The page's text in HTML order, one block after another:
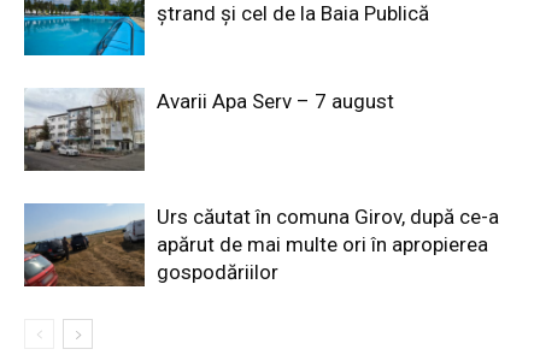
ștrand și cel de la Baia Publică
Avarii Apa Serv – 7 august
Urs căutat în comuna Girov, după ce-a
apărut de mai multe ori în apropierea
gospodăriilor